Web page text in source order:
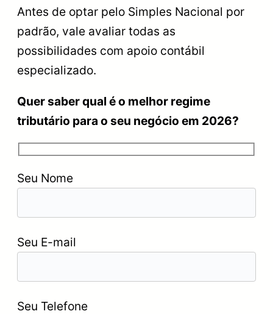
Antes de optar pelo Simples Nacional por
padrão, vale avaliar todas as
possibilidades com apoio contábil
especializado.
Quer saber qual é o melhor regime
tributário para o seu negócio em 2026?
Seu Nome
Seu E-mail
Seu Telefone